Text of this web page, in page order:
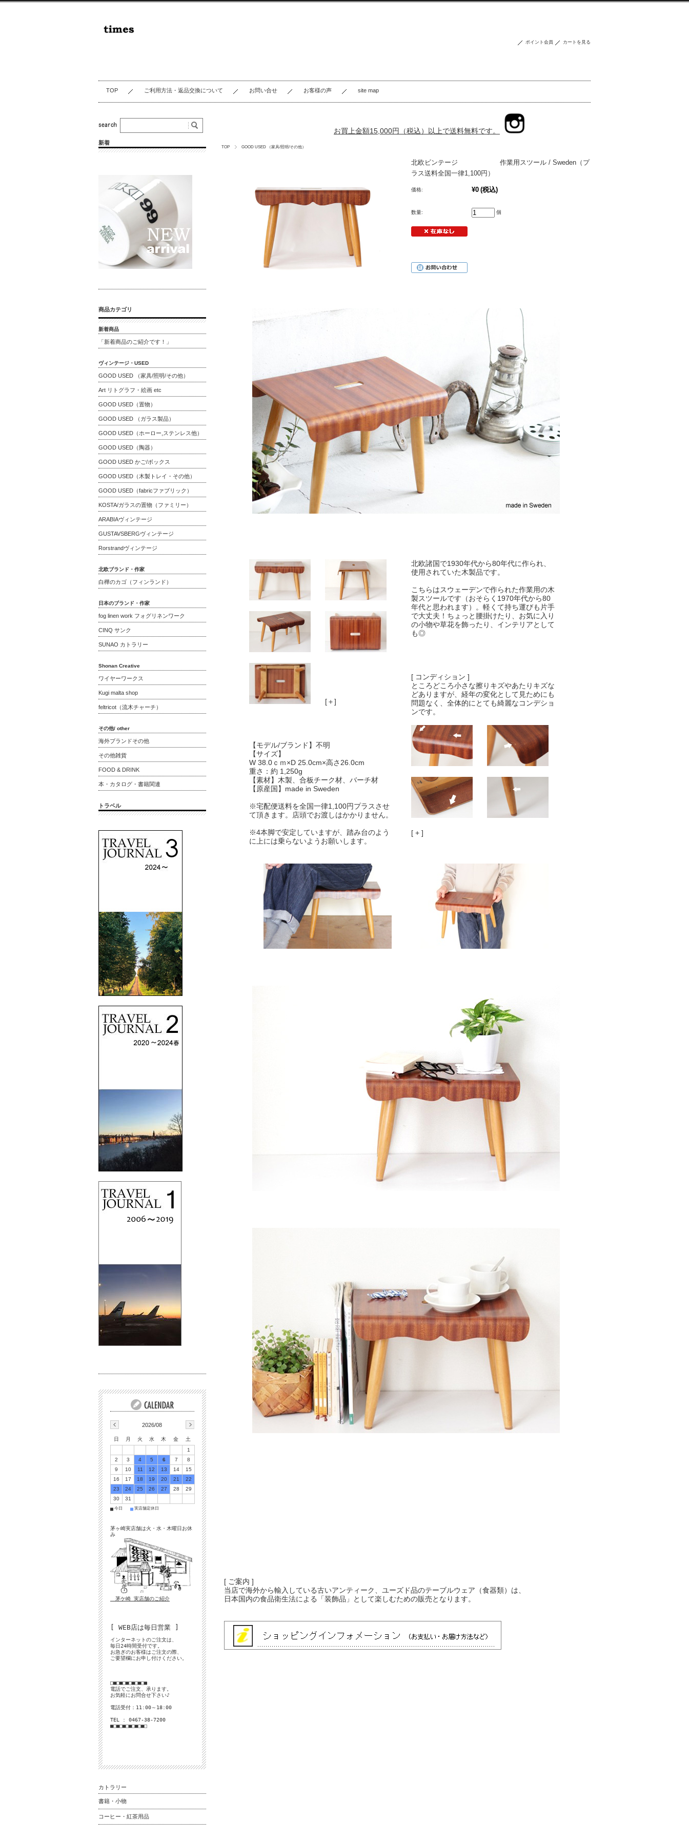
ポイント会員 カートを見る
TOP ご利用方法・返品交換について お問い合せ お客様の声 site map
お買上金額15,000円（税込）以上で送料無料です。
TOP GOOD USED （家具/照明/その他）
北欧ビンテージ 作業用スツール / Sweden（プ
ラス送料全国一律1,100円）
価格: ¥0 (税込)
数量: 個
[＋]
【モデル/ブランド】不明
【サイズ】
W 38.0ｃｍ×D 25.0cm×高さ26.0cm
重さ：約 1,250g
【素材】木製、合板チーク材、バーチ材
【原産国】made in Sweden
※宅配便送料を全国一律1,100円プラスさせ
て頂きます。店頭でお渡しはかかりません。
※4本脚で安定していますが、踏み台のよう
に上には乗らないようお願いします。
北欧諸国で1930年代から80年代に作られ、
使用されていた木製品です。
こちらはスウェーデンで作られた作業用の木
製スツールです（おそらく1970年代から80
年代と思われます）。軽くて持ち運びも片手
で大丈夫！ちょっと腰掛けたり、お気に入り
の小物や草花を飾ったり、インテリアとして
も◎
[ コンディション ]
ところどころ小さな擦りキズやあたりキズな
どありますが、経年の変化として見ためにも
問題なく、全体的にとても綺麗なコンデショ
ンです。
[ + ]
[ ご案内 ]
当店で海外から輸入している古いアンティーク、ユーズド品のテーブルウェア（食器類）は、
日本国内の食品衛生法による「装飾品」として楽しむための販売となります。
新着
商品カテゴリ
新着商品
「新着商品のご紹介です！」
ヴィンテージ・USED
GOOD USED （家具/照明/その他）
Art リトグラフ・絵画 etc
GOOD USED（置物）
GOOD USED （ガラス製品）
GOOD USED（ホーロー,ステンレス他）
GOOD USED（陶器）
GOOD USED かご/ボックス
GOOD USED（木製トレイ・その他）
GOOD USED（fabricファブリック）
KOSTA/ガラスの置物（ファミリー）
ARABIAヴィンテージ
GUSTAVSBERGヴィンテージ
Rorstrandヴィンテージ
北欧ブランド・作家
白樺のカゴ（フィンランド）
日本のブランド・作家
fog linen work フォグリネンワーク
CINQ サンク
SUNAO カトラリー
Shonan Creative
ワイヤーワークス
Kugi malta shop
feltricot（流木チャーチ）
その他/ other
海外ブランドその他
その他雑貨
FOOD & DRINK
本・カタログ・書籍関連
トラベル
2026/08
日 月 火 水 木 金
土
1
2
3 4 5 6 7
8
9
10 11 12 13 14
15
16
17 18 19 20 21
22
23
24 25 26 27 28
29
30
31
■ 今日 ■ 実店舗定休日
茅ヶ崎実店舗は火・水・木曜日お休
み
茅ケ崎 実店舗のご紹介
[ WEB店は毎日営業 ]
インターネットのご注文は、
毎日24時間受付です。
お急ぎのお客様はご注文の際、
ご要望欄にお申し付けください。
□■□■□■□■□■□■
電話でご注文、承ります。
お気軽にお問合せ下さい♪
電話受付：11:00～18:00
TEL : 0467-38-7200
■□■□■□■□■□■□
カトラリー
書籍・小物
コーヒー・紅茶用品